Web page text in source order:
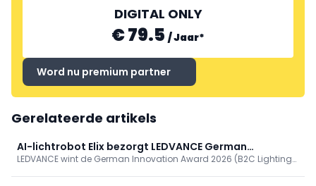
DIGITAL ONLY
€ 79.5 /Jaar*
Word nu premium partner
Gerelateerde artikels
AI-lichtrobot Elix bezorgt LEDVANCE German
Innovation Award 2026
LEDVANCE wint de German Innovation Award 2026 (B2C Lighting)